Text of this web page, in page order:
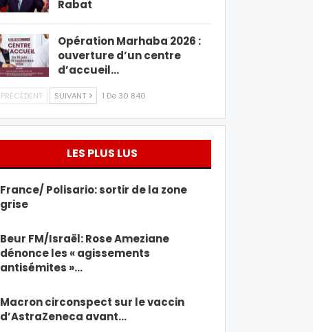
Rabat
Opération Marhaba 2026 :
ouverture d’un centre
d’accueil…
PRÉCÉDENT SUIVANT 1 De 30 840
LES PLUS LUS
France/ Polisario: sortir de la zone
grise
Beur FM/Israël: Rose Ameziane
dénonce les « agissements
antisémites »…
Macron circonspect sur le vaccin
d’AstraZeneca avant…